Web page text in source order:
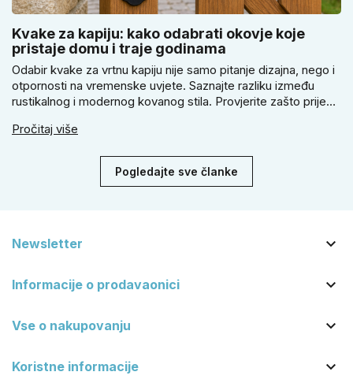
Kvake za kapiju: kako odabrati okovje koje
pristaje domu i traje godinama
Odabir kvake za vrtnu kapiju nije samo pitanje dizajna, nego i
otpornosti na vremenske uvjete. Saznajte razliku između
rustikalnog i modernog kovanog stila. Provjerite zašto prije
se zbog veće sigurnosti isplati odabrati kvaku s kuglom za
Pročitaj više
Pogledajte sve članke
Newsletter 
Informacije o prodavaonici 
Vse o nakupovanju 
Koristne informacije 